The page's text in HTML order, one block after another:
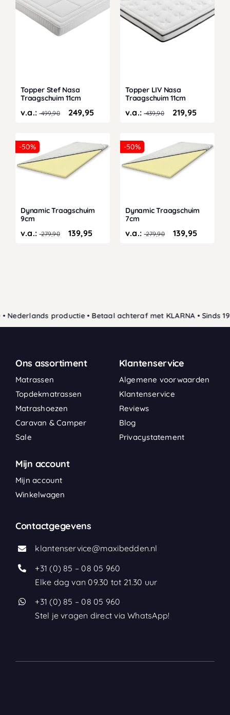
Topper Stef Nasa
Traagschuim 11cm
v.a.:499,90 249,95
Topper LIV Nasa
Traagschuim 11cm
v.a.:439,90 219,95
-50%
Dynamic Traagschuim
9cm
v.a.:279,90 139,95
-50%
Dynamic Traagschuim
7cm
v.a.:279,90 139,95
productie • Betaal achteraf met KLARNA • Sinds
Ons assortiment
Matrassen
Topdekmatrassen
Matrashoezen
Caravan & Camper
Sale
Klantenservice
Algemene voorwaarden
Klantenservice
Reviews
Blog
Privacystatement
Mijn account
Mijn account
Winkelwagen
Contactgegevens
klantenservice@maxibedden.nl
+31 (0) 85 – 08 05 960
Elke dag van 09.30 tot 21.30 uur
+31 (0) 85 – 08 05 960
Stel je vragen direct via WhatsApp!